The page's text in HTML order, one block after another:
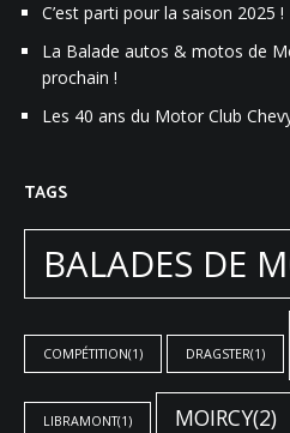
C’est parti pour la saison 2025 !
La Balade autos & motos de
prochain !
Les 40 ans du Motor Club
TAGS
BALADES DE
COMPÉTITION(1) DRAGSTER(1)
LIBRAMONT(1) MOIRCY(2)